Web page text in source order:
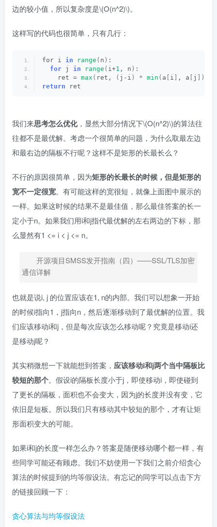
边的较小值，所以复杂度是\(O(n^2)\)。
这样写的代码也很简单，只有几行：
for i in range ( n ) :
for j in range ( i+1 , n ) :
    ret =
max ( ret, ( j-i ) * min ( a i , a j
]))
return ret
我们来思考怎么优化，显然大部分情况下\(O(n^2)\)的算法往
往都不是最优解。考虑一个很简单的问题，为什么取最左边
和最右边的隔板不行呢？这样不是矩形的长最长么？
不行的原因很简单，因为矩形的长最长的时候，但是矩形的
宽不一定很宽。有可能这样的宽很短，就像上面图中展示的
一样。如果这时候的结果不是最佳值，那么最佳答案的长一
定小于n。如果我们用i和j指代最优解的左右两边的下标，那
么显然有1 <= i < j <= n。
开源项目SMSS发开指南（四）——SSL/TLS加密
通信详解
也就是说i, j 的位置应该在1, n的内部。我们可以想象一开始
的时候i指向1，j指向n，然后逐渐移动到了最优解的位置。我
们应该移动i和j，但是每次应该怎么移动呢？究竟是移动i还
是移动j呢？
其实稍微想一下就能想到答案， 应该移动i和j两个当中隔板比
较短的那个。假设i的隔板长度小于j，即使移动i，即使碰到
了更长的隔板，面积也不会变大，因为j的长度并没有变，它
依旧是短板。所以我们只有移动其中较短的那个，才有让矩
形面积变大的可能。
如果i和j的长度一样怎么办？答案是随便移动哪个都一样，有
些同学可能还有顾虑。我们不妨使用一下我们之前介绍贪心
算法的时候提到的均等假设法。有忘记的同学可以点击下方
的链接回顾一下：
贪心算法与均等假设法